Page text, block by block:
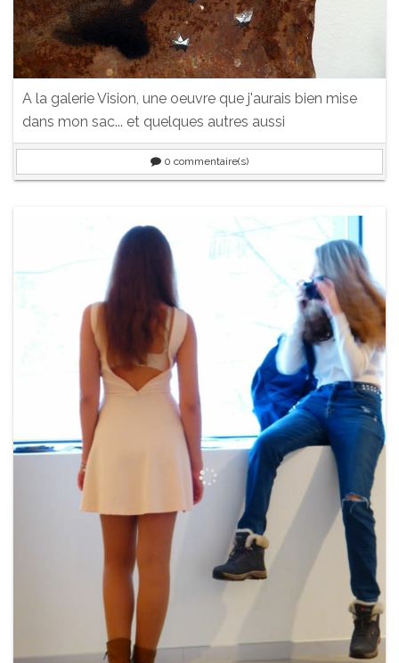
A la galerie Vision, une oeuvre que j'aurais bien mise
dans mon sac... et quelques autres aussi
0 commentaire(s)